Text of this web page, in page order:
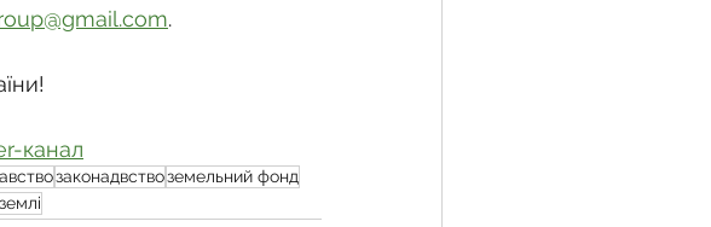
.
канал
законадвствоземельний фонд